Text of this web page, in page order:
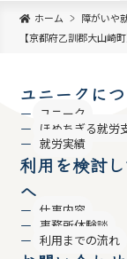
ホーム
障がいや
【京都府乙訓郡大山崎
ユニークに
ユニーク
ほめちぎる就労
就労実績
利用を検討
へ
仕事内容
事務所体験談
利用までの流れ